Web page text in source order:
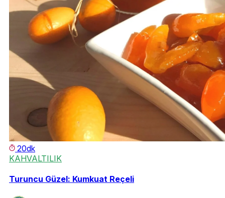
20dk
KAHVALTILIK
Turuncu Güzel: Kumkuat Reçeli